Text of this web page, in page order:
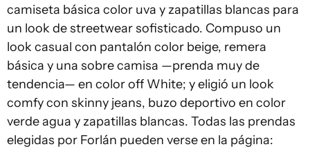
camiseta básica color uva y zapatillas blancas para
un look de streetwear sofisticado. Compuso un
look casual con pantalón color beige, remera
básica y una sobre camisa —prenda muy de
tendencia— en color off White; y eligió un look
comfy con skinny jeans, buzo deportivo en color
verde agua y zapatillas blancas. Todas las prendas
elegidas por Forlán pueden verse en la página: